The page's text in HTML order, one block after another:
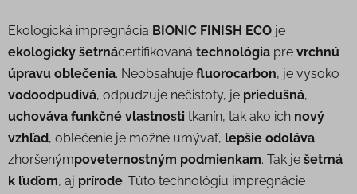
Ekologická impregnácia BIONIC FINISH ECO je
ekologicky šetrnácertifikovaná technológia pre vrchnú
úpravu oblečenia. Neobsahuje fluorocarbon, je vysoko
vodoodpudivá, odpudzuje nečistoty, je priedušná,
uchováva funkčné vlastnosti tkanín, tak ako ich nový
vzhľad, oblečenie je možné umývať, lepšie odoláva
zhoršenýmpoveternostným podmienkam. Tak je šetrná
k ľuďom, aj prírode. Túto technológiu impregnácie